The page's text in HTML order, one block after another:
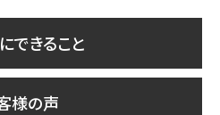
できること
様の声